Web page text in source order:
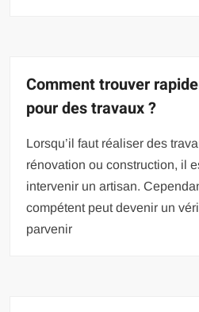
Comment trouver
pour des travaux ?
Lorsqu’il faut réaliser des
rénovation ou construction, il
intervenir un artisan.
compétent peut devenir un
parvenir